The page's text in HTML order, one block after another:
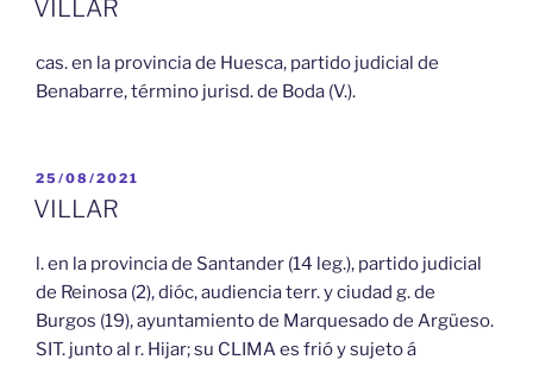
VILLAR
cas. en la provincia de Huesca, partido judicial de
Benabarre, término jurisd. de Boda (V.).
PUBLICADO
EL
25/08/2021
VILLAR
l. en la provincia de Santander (14 leg.), partido judicial
de Reinosa (2), dióc, audiencia terr. y ciudad g. de
Burgos (19), ayuntamiento de Marquesado de Argüeso.
SIT. junto al r. Hijar; su CLIMA es frió y sujeto á